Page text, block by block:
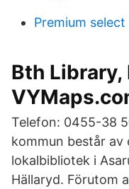
Premium
Bth
Telefon: 0455-38
kommun består
lokalbibliotek i
Hällaryd. Förutom